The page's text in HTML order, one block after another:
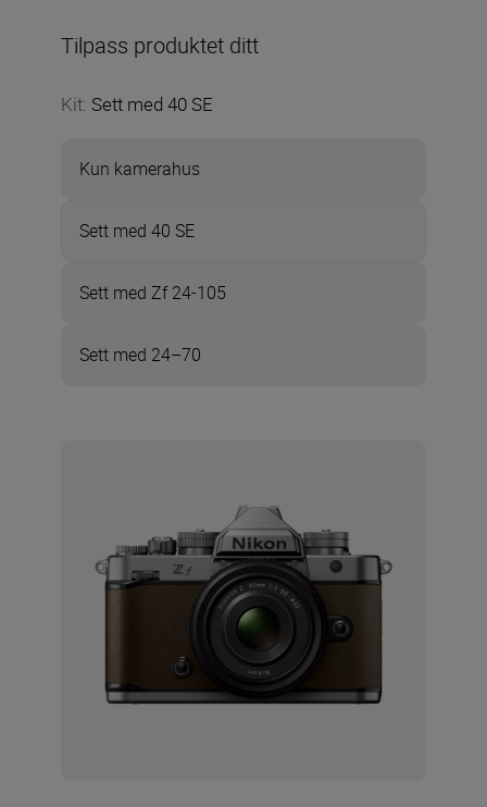
Tilpass produktet ditt
Kit: Sett med 40 SE
Kun kamerahus
Sett med 40 SE
Sett med Zf 24-105
Sett med 24–70